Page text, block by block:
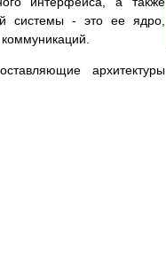
системы - это ее ядро,
архитектуры